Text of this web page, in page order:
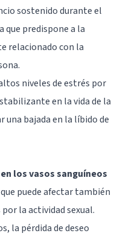
sostenido durante el
que predispone a la
relacionado con la
niveles de estrés por
en la vida de la
una bajada en la líbido de
los vasos sanguíneos
puede afectar también
la actividad sexual.
la pérdida de deseo